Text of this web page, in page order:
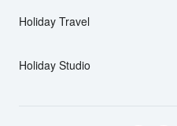
Holiday Travel
Holiday Studio